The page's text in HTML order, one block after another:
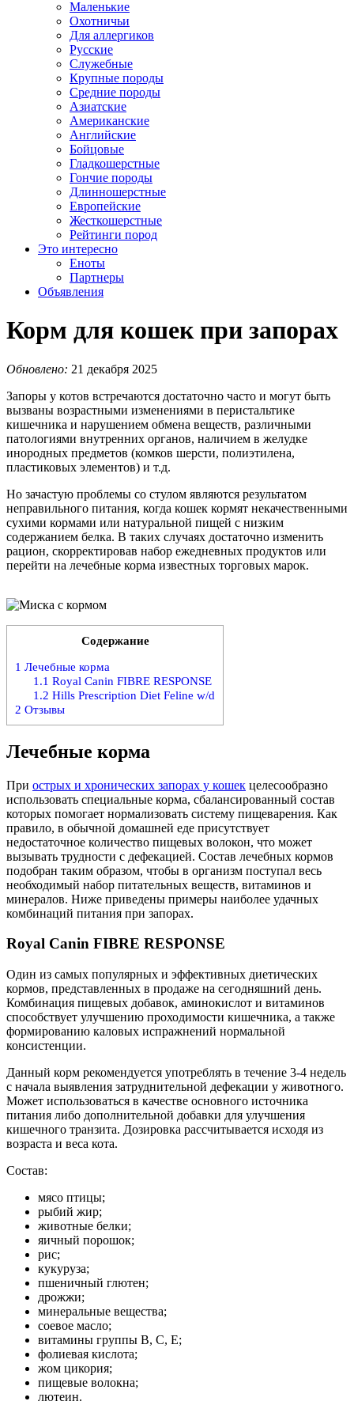
Маленькие
Охотничьи
Для аллергиков
Русские
Служебные
Крупные породы
Средние породы
Азиатские
Американские
Английские
Бойцовые
Гладкошерстные
Гончие породы
Длинношерстные
Европейские
Жесткошерстные
Рейтинги пород
Это интересно
Еноты
Партнеры
Объявления
Корм для кошек при запорах
Обновлено: 21 декабря 2025
Запоры у котов встречаются достаточно часто и могут быть
вызваны возрастными изменениями в перистальтике
кишечника и нарушением обмена веществ, различными
патологиями внутренних органов, наличием в желудке
инородных предметов (комков шерсти, полиэтилена,
пластиковых элементов) и т.д.
Но зачастую проблемы со стулом являются результатом
неправильного питания, когда кошек кормят некачественными
сухими кормами или натуральной пищей с низким
содержанием белка. В таких случаях достаточно изменить
рацион, скорректировав набор ежедневных продуктов или
перейти на лечебные корма известных торговых марок.
Содержание
1 Лечебные корма
1.1 Royal Canin FIBRE RESPONSE
1.2 Hills Prescription Diet Feline w/d
2 Отзывы
Лечебные корма
При острых и хронических запорах у кошек целесообразно
использовать специальные корма, сбалансированный состав
которых помогает нормализовать систему пищеварения. Как
правило, в обычной домашней еде присутствует
недостаточное количество пищевых волокон, что может
вызывать трудности с дефекацией. Состав лечебных кормов
подобран таким образом, чтобы в организм поступал весь
необходимый набор питательных веществ, витаминов и
минералов. Ниже приведены примеры наиболее удачных
комбинаций питания при запорах.
Royal Canin FIBRE RESPONSE
Один из самых популярных и эффективных диетических
кормов, представленных в продаже на сегодняшний день.
Комбинация пищевых добавок, аминокислот и витаминов
способствует улучшению проходимости кишечника, а также
формированию каловых испражнений нормальной
консистенции.
Данный корм рекомендуется употреблять в течение 3-4 недель
с начала выявления затруднительной дефекации у животного.
Может использоваться в качестве основного источника
питания либо дополнительной добавки для улучшения
кишечного транзита. Дозировка рассчитывается исходя из
возраста и веса кота.
Состав:
мясо птицы;
рыбий жир;
животные белки;
яичный порошок;
рис;
кукуруза;
пшеничный глютен;
дрожжи;
минеральные вещества;
соевое масло;
витамины группы В, С, Е;
фолиевая кислота;
жом цикория;
пищевые волокна;
лютеин.